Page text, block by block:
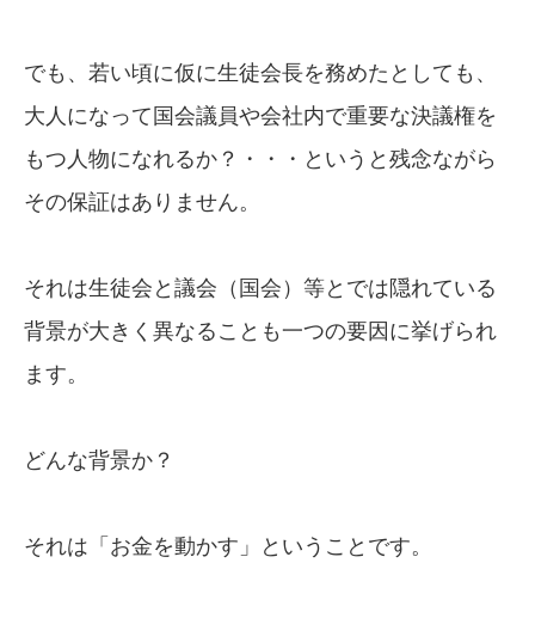
でも、若い頃に仮に生徒会長を務めたとしても、
大人になって国会議員や会社内で重要な決議権を
もつ人物になれるか？・・・というと残念ながら
その保証はありません。
それは生徒会と議会（国会）等とでは隠れている
背景が大きく異なることも一つの要因に挙げられ
ます。
どんな背景か？
それは「お金を動かす」ということです。